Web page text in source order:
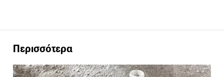
Περισσότερα